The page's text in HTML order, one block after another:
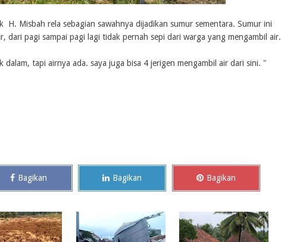
H. Misbah rela sebagian sawahnya dijadikan sumur sementara. Sumur ini
dari pagi sampai pagi lagi tidak pernah sepi dari warga yang mengambil air.
dalam, tapi airnya ada. saya juga bisa 4 jerigen mengambil air dari sini. "
Bagikan Bagikan Bagikan